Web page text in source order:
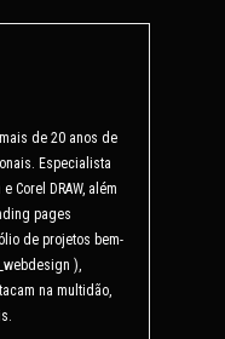
de 20 anos de
Especialista
Corel DRAW, além
pages
de projetos bem-
),
na multidão,